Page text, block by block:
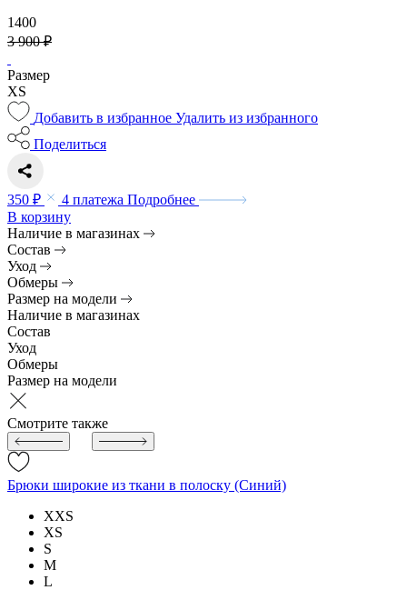
1400
3 900 ₽
Размер
XS
Добавить в избранное Удалить из избранного
Поделиться
350 ₽ 4 платежа Подробнее
В корзину
Наличие в магазинах
Состав
Уход
Обмеры
Размер на модели
Наличие в магазинах
Состав
Уход
Обмеры
Размер на модели
Смотрите также
Брюки широкие из ткани в полоску (Синий)
XXS
XS
S
M
L